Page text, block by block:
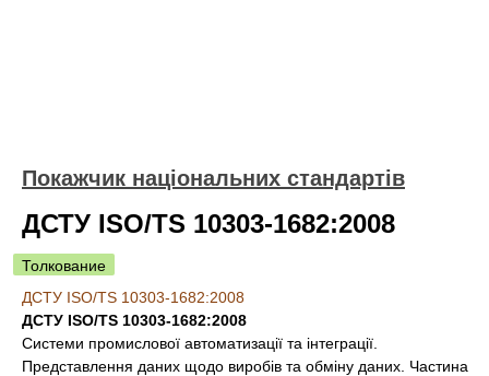
Покажчик національних стандартів
ДСТУ ISO/TS 10303-1682:2008
Толкование
ДСТУ ISO/TS 10303-1682:2008
ДСТУ ISO/TS 10303-1682:2008
Системи промислової автоматизації та інтеграції.
Представлення даних щодо виробів та обміну даних. Частина